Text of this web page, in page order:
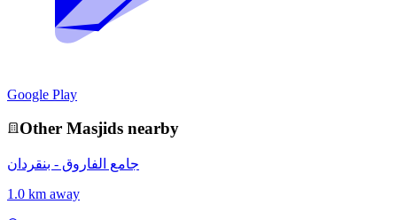
Google Play
Other Masjids nearby
جامع الفاروق - بنقردان
1.0 km away